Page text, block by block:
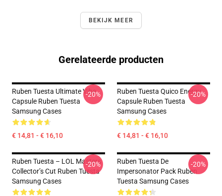
BEKIJK MEER
Gerelateerde producten
Ruben Tuesta Ultimate Vibe
Capsule Ruben Tuesta
Samsung Cases
€ 14,81 - € 16,10
-20%
Ruben Tuesta Quico Energy
Capsule Ruben Tuesta
Samsung Cases
€ 14,81 - € 16,10
-20%
Ruben Tuesta – LOL Masters
Collector’s Cut Ruben Tuesta
Samsung Cases
-20%
Ruben Tuesta De
Impersonator Pack Ruben
Tuesta Samsung Cases
-20%